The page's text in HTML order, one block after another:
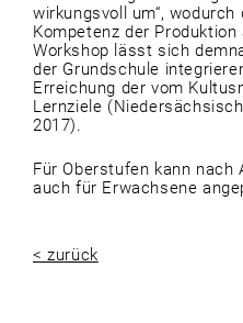
wirkungsvoll um“,
Kompetenz der
Workshop lässt sich
der Grundschule
Erreichung der vom
Lernziele
2017).
Für Oberstufen kann nach
auch für Erwachsene
< zurück